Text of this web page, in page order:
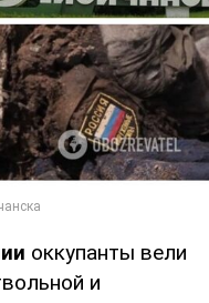
оккупанты вели
и